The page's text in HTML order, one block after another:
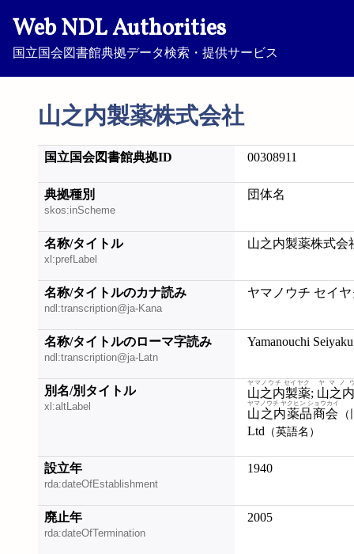
Web NDL Authorities
国立国会図書館典拠データ検索・提供サービス
山之内製薬株式会社
国立国会図書館典拠ID 00308911
典拠種別
skos:inScheme
団体名
名称/タイトル
xl:prefLabel
山之内製薬株式会
名称/タイトルのカナ読み
ndl:transcription@ja-Kana
ヤマノウチ セイ
名称/タイトルのローマ字読み
ndl:transcription@ja-Latn
Yamanouchi
別名/別タイトル
xl:altLabel
山之内製薬
ヤマノウチ セイヤク
; 山之
ヤマノ
山之内薬品商会
ヤマノウチ ヤクヒン ショウカイ
Ltd （英語名）
設立年
rda:dateOfEstablishment
1940
廃止年
rda:dateOfTermination
2005